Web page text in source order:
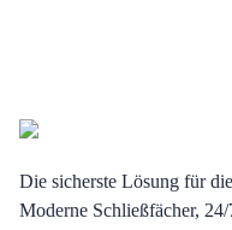
Die sicherste Lösung für
Moderne Schließfächer,